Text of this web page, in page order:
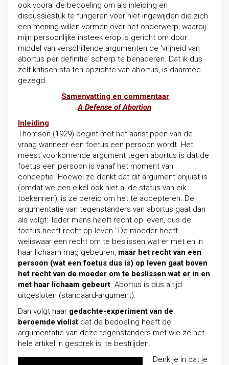
ook vooral de bedoeling om als inleiding en
discussiestuk te fungeren voor niet ingewijden die zich
een mening willen vormen over het onderwerp, waarbij
mijn persoonlijke insteek erop is gericht om door
middel van verschillende argumenten de ‘vrijheid van
abortus per definitie’ scherp te benaderen. Dat ik dus
zelf kritisch sta ten opzichte van abortus, is daarmee
gezegd.
Samenvatting en commentaar
A Defense of Abortion
Inleiding
Thomson (1929) begint met het aanstippen van de
vraag wanneer een foetus een persoon wordt. Het
meest voorkomende argument tegen abortus is dat de
foetus een persoon is vanaf het moment van
conceptie. Hoewel ze denkt dat dit argument onjuist is
(omdat we een eikel ook niet al de status van eik
toekennen), is ze bereid om het te accepteren. De
argumentatie van tegenstanders van abortus gaat dan
als volgt: ‘Ieder mens heeft recht op leven, dus de
foetus heeft recht op leven.’ De moeder heeft
weliswaar een recht om te beslissen wat er met en in
haar lichaam mag gebeuren, maar het recht van een
persoon (wat een foetus dus is) op leven gaat boven
het recht van de moeder om te beslissen wat er in en
met haar lichaam gebeurt. Abortus is dus altijd
uitgesloten (standaard-argument).
Dan volgt haar gedachte-experiment van de
beroemde violist dat de bedoeling heeft de
argumentatie van deze tegenstanders met wie ze het
hele artikel in gesprek is, te bestrijden.
Denk je in dat je